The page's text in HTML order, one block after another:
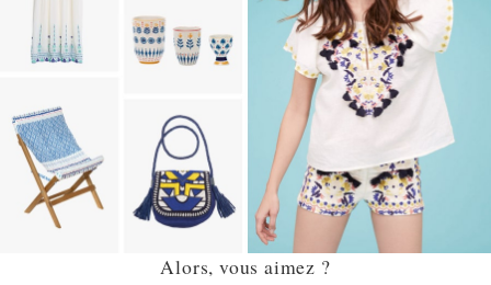
Alors, vous aimez ?